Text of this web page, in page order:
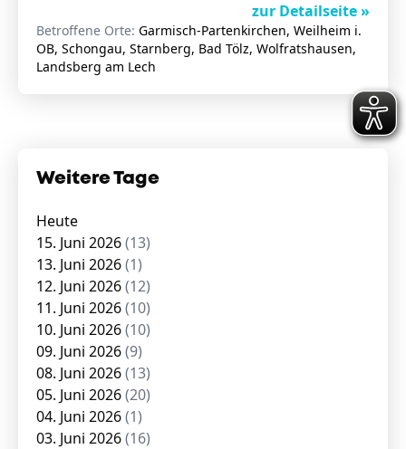
zur Detailseite »
Betroffene Orte: Garmisch-Partenkirchen, Weilheim i.
OB, Schongau, Starnberg, Bad Tölz, Wolfratshausen,
Landsberg am Lech
Weitere Tage
Heute
15. Juni 2026(13)
13. Juni 2026(1)
12. Juni 2026(12)
11. Juni 2026(10)
10. Juni 2026(10)
09. Juni 2026(9)
08. Juni 2026(13)
05. Juni 2026(20)
04. Juni 2026(1)
03. Juni 2026(16)